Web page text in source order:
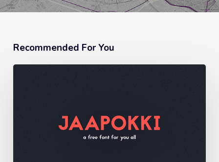
Recommended For You